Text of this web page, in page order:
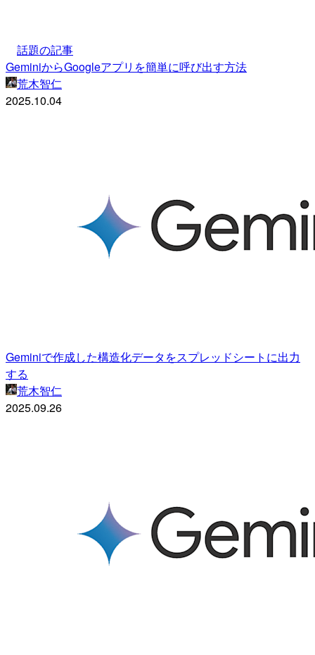
話題の記事
GeminiからGoogleアプリを簡単に呼び出す方法
荒木智仁
2025.10.04
Geminiで作成した構造化データをスプレッドシートに出力
する
荒木智仁
2025.09.26